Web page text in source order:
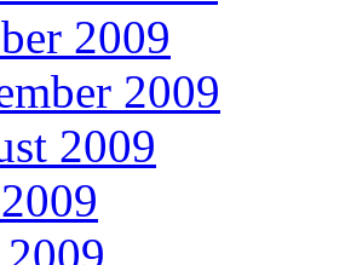
2009
2009
2009